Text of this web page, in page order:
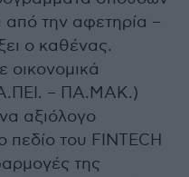
από την αφετηρία –
ο καθένας.
οικονομικά
– ΠΑ.ΜΑΚ.)
αξιόλογο
του FINTECH
της